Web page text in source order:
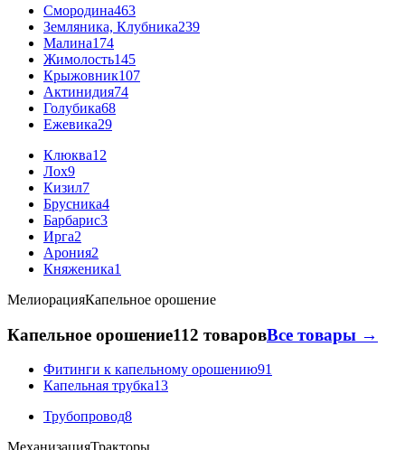
Смородина463
Земляника, Клубника239
Малина174
Жимолость145
Крыжовник107
Актинидия74
Голубика68
Ежевика29
Клюква12
Лох9
Кизил7
Брусника4
Барбарис3
Ирга2
Арония2
Княженика1
МелиорацияКапельное орошение
Капельное орошение112 товаровВсе товары →
Фитинги к капельному орошению91
Капельная трубка13
Трубопровод8